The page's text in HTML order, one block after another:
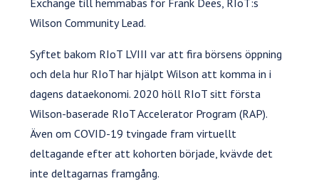
Wilson Community Lead.
Syftet bakom RIoT LVIII var att fira börsens öppning
och dela hur RIoT har hjälpt Wilson att komma in i
dagens dataekonomi. 2020 höll RIoT sitt första
Wilson-baserade RIoT Accelerator Program (RAP).
Även om COVID-19 tvingade fram virtuellt
deltagande efter att kohorten började, kvävde det
inte deltagarnas framgång.